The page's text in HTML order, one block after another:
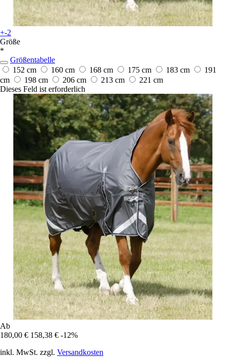
+-2
Größe
*
Größentabelle
152 cm
160 cm 168 cm 175 cm 183 cm
191
cm
198 cm 206 cm 213 cm
221 cm
Dieses Feld ist erforderlich
Ab
180,00 € 158,38 € -12%
inkl. MwSt. zzgl. Versandkosten